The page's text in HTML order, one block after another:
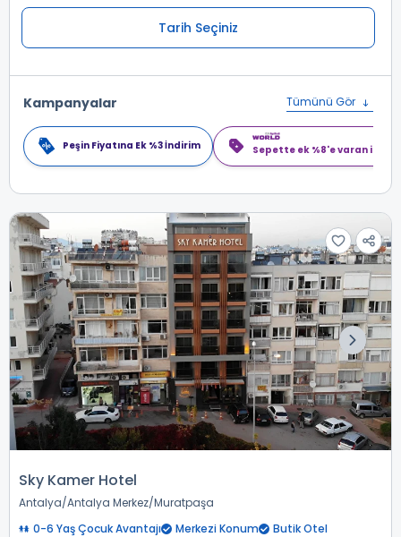
Tarih Seçiniz
Kampanyalar Tümünü Gör
Peşin Fiyatına Ek %3 İndirim Sepette ek %8'e varan
Sky Kamer Hotel
Antalya Antalya Merkez Muratpaşa
0-6 Yaş Çocuk Avantajı
Merkezi Konum
Butik Otel